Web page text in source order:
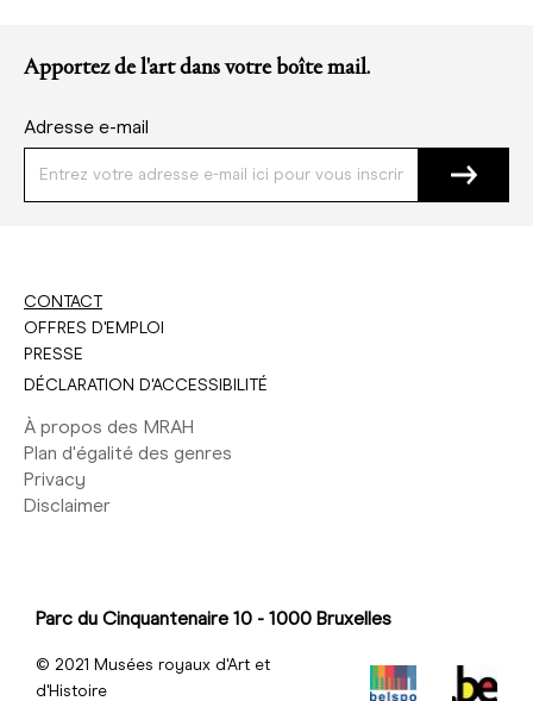
Apportez de l'art dans votre boîte mail.
Adresse e-mail
CONTACT
OFFRES D'EMPLOI
PRESSE
DÉCLARATION D'ACCESSIBILITÉ
À propos des MRAH
Plan d'égalité des genres
Privacy
Disclaimer
Parc du Cinquantenaire 10 - 1000 Bruxelles
© 2021 Musées royaux d'Art et
d'Histoire